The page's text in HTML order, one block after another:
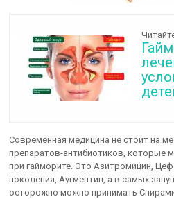
Современная медицина не стоит на
препаратов-антибиотиков, которые
при гайморите. Это Азитромицин,
поколения, Аугментин, а в самых
осторожно можно принимать